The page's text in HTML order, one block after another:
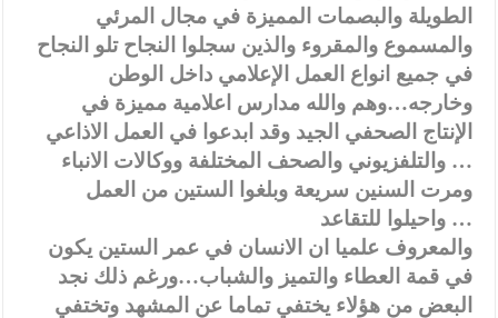
الطويلة والبصمات المميزة في مجال المرئي
والمسموع والمقروء والذين سجلوا النجاح تلو النجاح
في جميع انواع العمل الإعلامي داخل الوطن
وخارجه…وهم والله مدارس اعلامية مميزة في
الإنتاج الصحفي الجيد وقد ابدعوا في العمل الاذاعي
والتلفزيوني والصحف المختلفة ووكالات الانباء …
ومرت السنين سريعة وبلغوا الستين من العمل
واحيلوا للتقاعد …
والمعروف علميا ان الانسان في عمر الستين يكون
في قمة العطاء والتميز والشباب…ورغم ذلك نجد
البعض من هؤلاء يختفي تماما عن المشهد وتختفي